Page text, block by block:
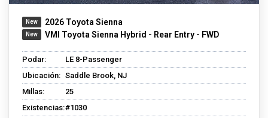
2026 Toyota Sienna
VMI Toyota Sienna Hybrid - Rear Entry - FWD
Podar:
LE 8-Passenger
Ubicación: Saddle Brook, NJ
Millas:
25
Existencias:#1030